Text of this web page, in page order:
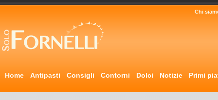
Chi
Home Antipasti Consigli Contorni Dolci Notizie Primi